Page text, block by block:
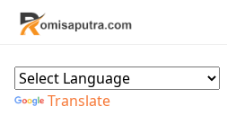
Translate